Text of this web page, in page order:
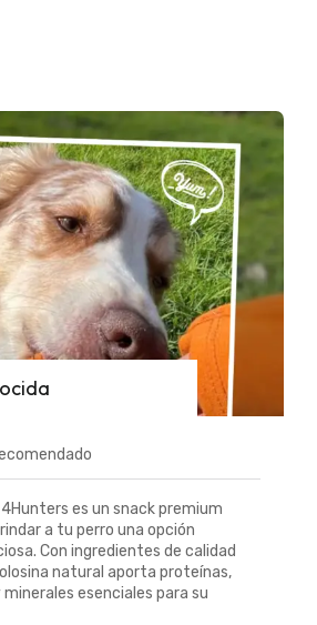
es un snack premium
a tu perro una opción
Con ingredientes de calidad
natural aporta proteínas,
esenciales para su